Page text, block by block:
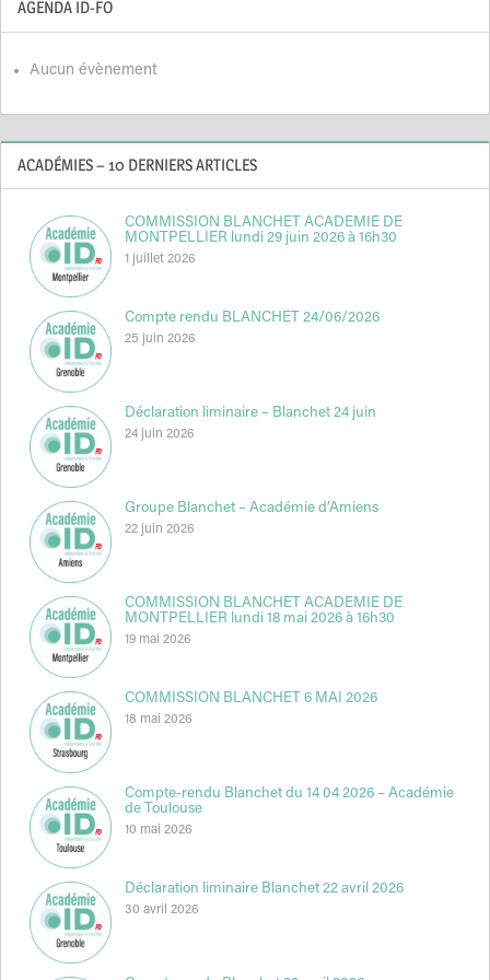
AGENDA ID-FO
Aucun évènement
ACADÉMIES – 10 DERNIERS ARTICLES
COMMISSION BLANCHET ACADEMIE DE
MONTPELLIER lundi 29 juin 2026 à 16h30
1 juillet 2026
Compte rendu BLANCHET 24/06/2026
25 juin 2026
Déclaration liminaire – Blanchet 24 juin
24 juin 2026
Groupe Blanchet – Académie d’Amiens
22 juin 2026
COMMISSION BLANCHET ACADEMIE DE
MONTPELLIER lundi 18 mai 2026 à 16h30
19 mai 2026
COMMISSION BLANCHET 6 MAI 2026
18 mai 2026
Compte-rendu Blanchet du 14 04 2026 – Académie
de Toulouse
10 mai 2026
Déclaration liminaire Blanchet 22 avril 2026
30 avril 2026